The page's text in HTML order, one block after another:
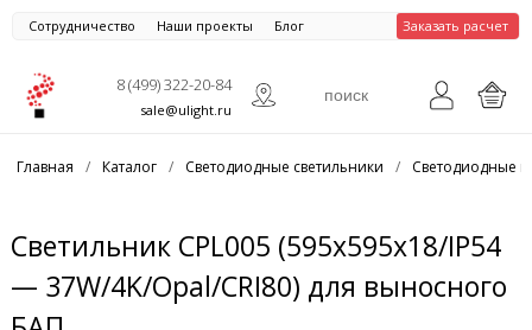
Сотрудничество Наши проекты Блог Заказать расчет
8 (499) 322-20-84
sale@ulight.ru
Главная / Каталог / Светодиодные светильники / Светодиодные
Светильник CPL005 (595x595x18/IP54
— 37W/4K/Opal/CRI80) для выносного